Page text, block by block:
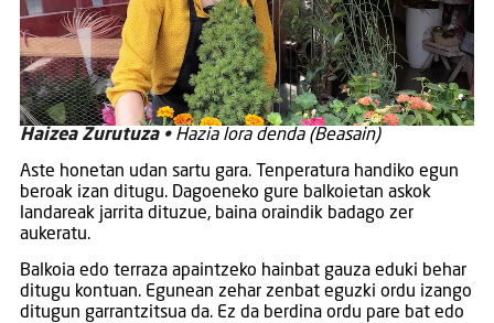
Haizea Zurutuza • Hazia lora denda (Beasain)
Aste honetan udan sartu gara. Tenperatura handiko egun
beroak izan ditugu. Dagoeneko gure balkoietan askok
landareak jarrita dituzue, baina oraindik badago zer
aukeratu.
Balkoia edo terraza apaintzeko hainbat gauza eduki behar
ditugu kontuan. Egunean zehar zenbat eguzki ordu izango
ditugun garrantzitsua da. Ez da berdina ordu pare bat edo